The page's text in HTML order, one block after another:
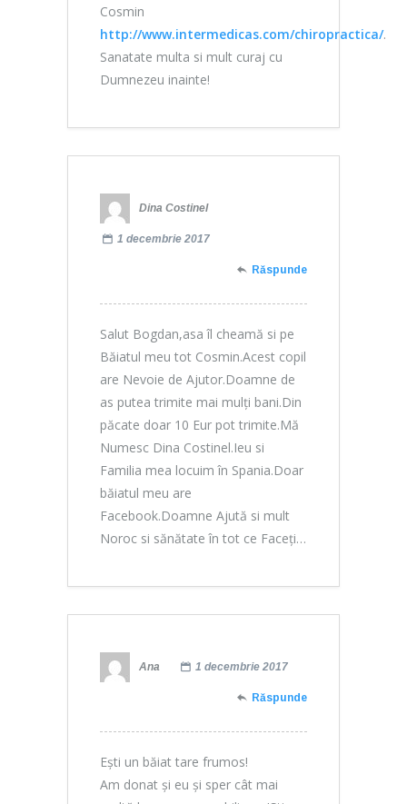
Cosmin
http://www.intermedicas.com/chiropractica/.
Sanatate multa si mult curaj cu
Dumnezeu inainte!
Dina Costinel
1 decembrie 2017
Răspunde
Salut Bogdan,asa îl cheamă si pe
Băiatul meu tot Cosmin.Acest copil
are Nevoie de Ajutor.Doamne de
as putea trimite mai mulți bani.Din
păcate doar 10 Eur pot trimite.Mă
Numesc Dina Costinel.Ieu si
Familia mea locuim în Spania.Doar
băiatul meu are
Facebook.Doamne Ajută si mult
Noroc si sănătate în tot ce Faceți…
Ana 1 decembrie 2017
Răspunde
Ești un băiat tare frumos!
Am donat și eu și sper cât mai